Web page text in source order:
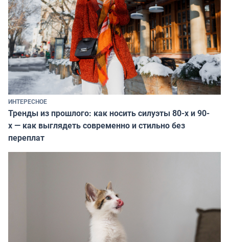
ИНТЕРЕСНОЕ
Тренды из прошлого: как носить силуэты 80-х и 90-
х — как выглядеть современно и стильно без
переплат